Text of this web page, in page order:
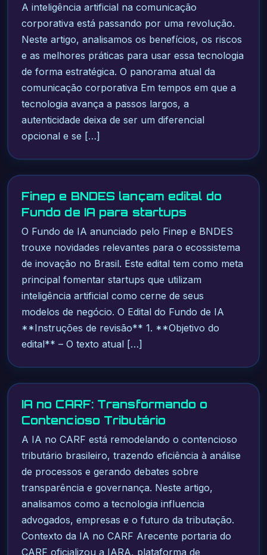
A inteligência artificial na comunicação
corporativa está passando por uma revolução.
Neste artigo, analisamos os benefícios, os riscos
e as melhores práticas para usar essa tecnologia
de forma estratégica. O panorama atual da
comunicação corporativa Em tempos em que a
tecnologia avança a passos largos, a
autenticidade deixa de ser um diferencial
opcional e se […]
Finep e BNDES lançam edital do
Fundo de IA para startups
O Fundo de IA anunciado pelo Finep e BNDES
trouxe novidades relevantes para o ecossistema
de inovação no Brasil. Este edital tem como meta
principal fomentar startups que utilizam
inteligência artificial como cerne de seus
modelos de negócio. O Edital do Fundo de IA
**Instruções de revisão** 1. **Objetivo do
edital** – O texto atual […]
IA no CARF: Transformando o
Contencioso Tributário
A IA no CARF está remodelando o contencioso
tributário brasileiro, trazendo eficiência à análise
de processos e gerando debates sobre
transparência e governança. Neste artigo,
analisamos como a tecnologia influencia
advogados, empresas e o futuro da tributação.
Contexto da IA no CARF Arecente portaria do
CARF oficializou a IARA, plataforma de